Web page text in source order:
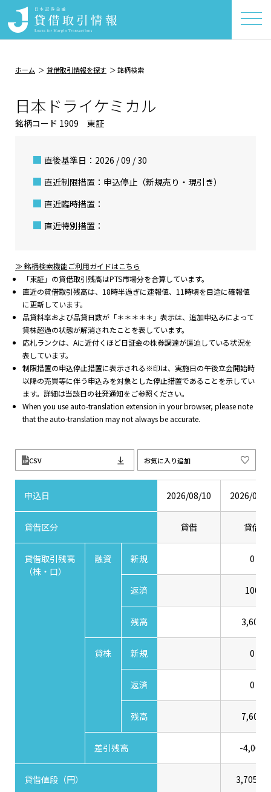
ホーム 貸借取引情報を探す 銘柄検索
日本ドライケミカル
銘柄コード 1909 東証
直後基準日：2026 / 09 / 30
直近制限措置：申込停止（新規売り・現引き）
直近臨時措置：
直近特別措置：
≫ 銘柄検索機能ご利用ガイドはこちら
「東証」の貸借取引残高はPTS市場分を合算しています。
直近の貸借取引残高は、18時半過ぎに速報値、11時頃を目途に確報値
に更新しています。
品貸料率および品貸日数が「＊＊＊＊＊」表示は、追加申込みによって
貸株超過の状態が解消されたことを表しています。
応札ランクは、Aに近付くほど日証金の株券調達が逼迫している状況を
表しています。
制限措置の申込停止措置に表示される※印は、実施日の午後立会開始時
以降の売買等に伴う申込みを対象とした停止措置であることを示してい
ます。詳細は当該日の社発通知をご参照ください。
When you use auto-translation extension in your browser, please note
that the auto-translation may not always be accurate.
CSV お気に入り追加
申込日 2026/08/10 2026/08/
貸借区分 貸借 貸借
貸借取引残高
（株・口）
融資 新規 0
返済 100
残高 3,600
貸株 新規 0
返済 0
残高 7,600
差引残高 -4,000
貸借値段（円） 3,705.00